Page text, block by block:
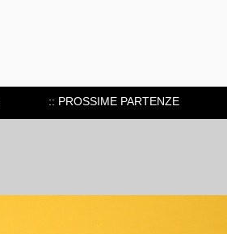
:: PROSSIME PARTENZE